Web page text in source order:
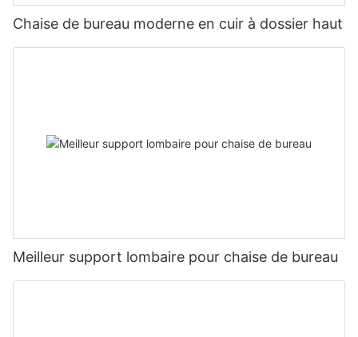
Chaise de bureau moderne en cuir à dossier haut
Meilleur support lombaire pour chaise de bureau